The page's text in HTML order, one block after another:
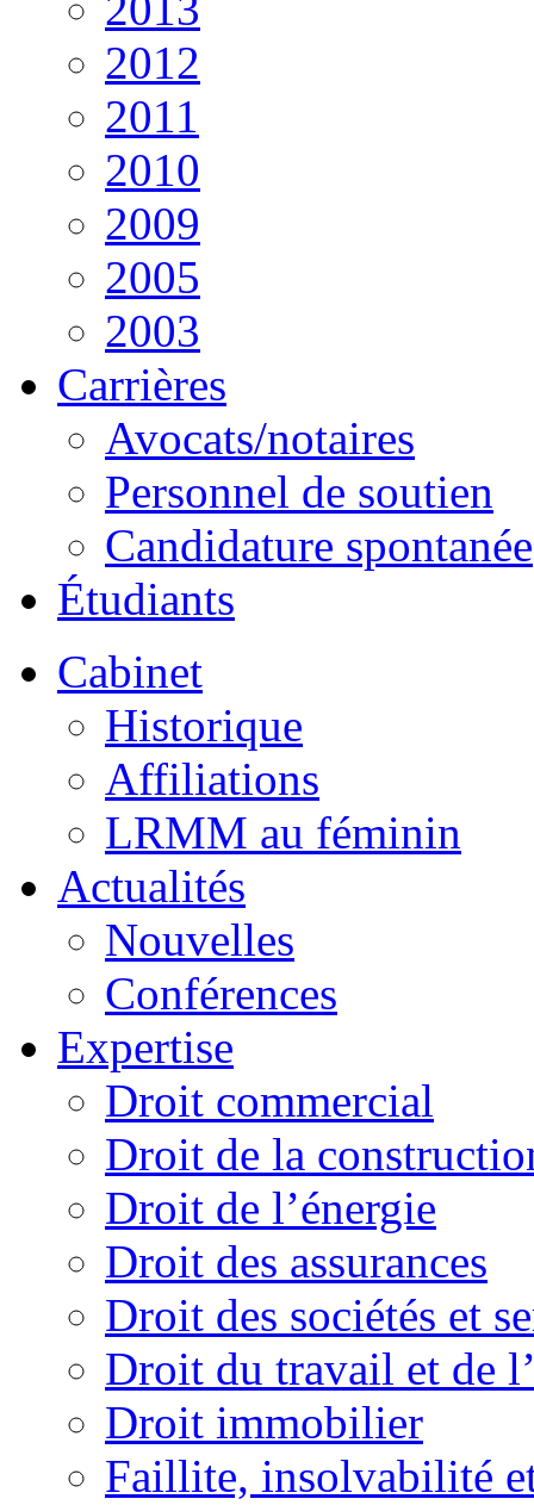
2012
2011
2010
2009
2005
2003
Carrières
Avocats/notaires
Personnel de soutien
Candidature spontanée
Étudiants
Cabinet
Historique
Affiliations
LRMM au féminin
Actualités
Nouvelles
Conférences
Expertise
Droit commercial
Droit de la
Droit de l’énergie
Droit des assurances
Droit des sociétés et
Droit du travail et de
Droit immobilier
Faillite, insolvabilité